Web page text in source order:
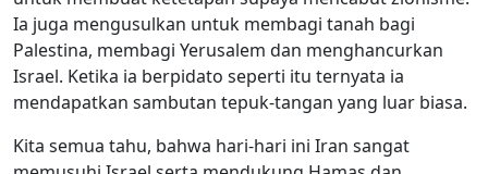
Ia juga mengusulkan untuk membagi tanah bagi
Palestina, membagi Yerusalem dan menghancurkan
Israel. Ketika ia berpidato seperti itu ternyata ia
mendapatkan sambutan tepuk-tangan yang luar biasa.
Kita semua tahu, bahwa hari-hari ini Iran sangat